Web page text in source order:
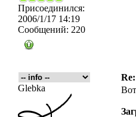
Присоединился:
2006/1/17 14:19
Сообщений: 220
Glebka